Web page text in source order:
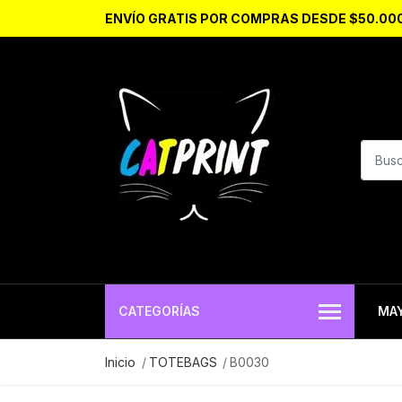
ENVÍO GRATIS POR COMPRAS DESDE
CATEGORÍAS
Inicio TOTEBAGS B0030